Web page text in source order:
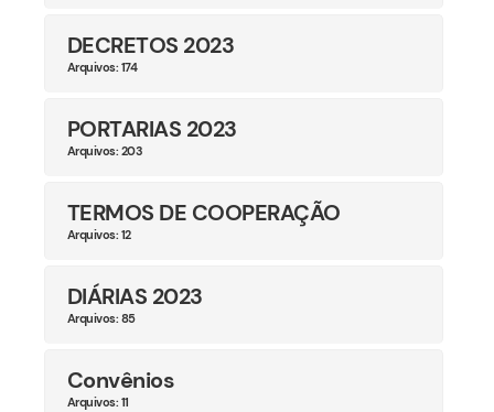
DECRETOS 2023
Arquivos: 174
PORTARIAS 2023
Arquivos: 203
TERMOS DE COOPERAÇÃO
Arquivos: 12
DIÁRIAS 2023
Arquivos: 85
Convênios
Arquivos: 11